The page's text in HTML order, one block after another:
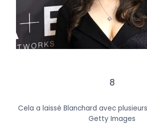
8
Cela a laissé Blanchard avec
Getty Images